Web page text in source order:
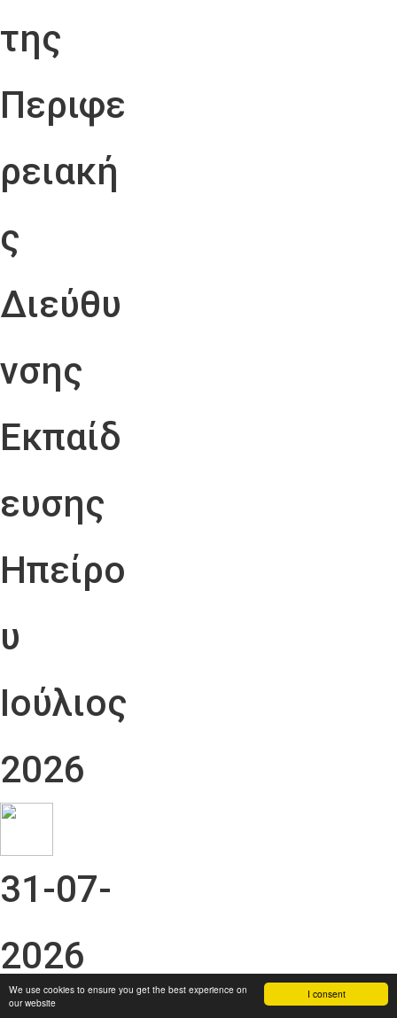
I consent
We use cookies to ensure you get the best experience on
our website
της
Περιφε
ρειακή
ς
Διεύθυ
νσης
Εκπαίδ
ευσης
Ηπείρο
υ
Ιούλιος
2026
31-07-
2026